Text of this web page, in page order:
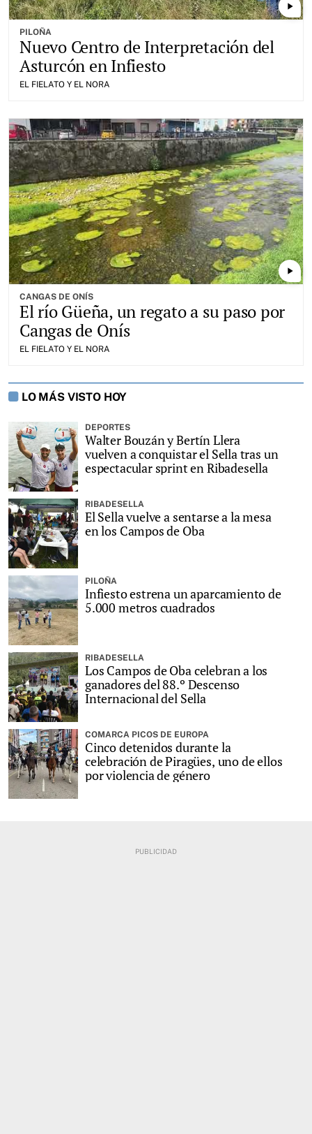
play_arrow
PILOÑA
Nuevo Centro de Interpretación del
Asturcón en Infiesto
EL FIELATO Y EL NORA
play_arrow
CANGAS DE ONÍS
El río Güeña, un regato a su paso por
Cangas de Onís
EL FIELATO Y EL NORA
LO MÁS VISTO HOY
DEPORTES
Walter Bouzán y Bertín Llera
vuelven a conquistar el Sella tras un
espectacular sprint en Ribadesella
RIBADESELLA
El Sella vuelve a sentarse a la mesa
en los Campos de Oba
PILOÑA
Infiesto estrena un aparcamiento de
5.000 metros cuadrados
RIBADESELLA
Los Campos de Oba celebran a los
ganadores del 88.º Descenso
Internacional del Sella
COMARCA PICOS DE EUROPA
Cinco detenidos durante la
celebración de Piragües, uno de ellos
por violencia de género